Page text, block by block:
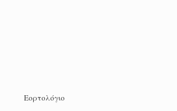
Εορτολόγιο